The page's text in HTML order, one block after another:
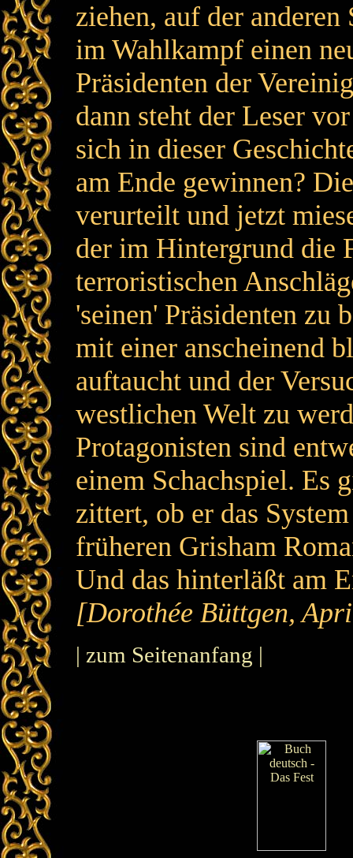
ziehen, auf der
im Wahlkampf einen
Präsidenten der
dann steht der Leser
sich in dieser
am Ende gewinnen?
verurteilt und jetzt
der im Hintergrund die
terroristischen
'seinen' Präsidenten zu
mit einer anscheinend
auftaucht und der
westlichen Welt zu
Protagonisten sind
einem Schachspiel. Es
zittert, ob er das
früheren Grisham
Und das hinterläßt am
[Dorothée Büttgen,
| zum Seitenanfang |